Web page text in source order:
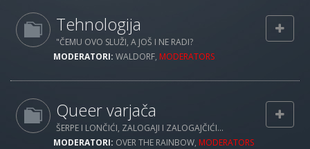
Tehnologija
"ČEMU OVO SLUŽI, A JOŠ I NE RADI?
MODERATORI: WALDORF, MODERATORS
Queer varjača
ŠERPE I LONČIĆI, ZALOGAJI I ZALOGAJČIĆI...
MODERATORI: OVER THE RAINBOW, MODERATORS